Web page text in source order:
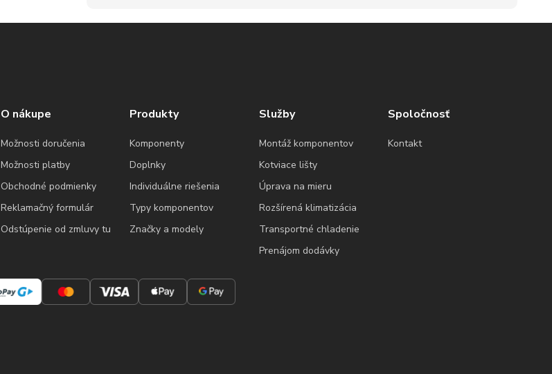
O nákupe
Možnosti doručenia
Možnosti platby
Obchodné podmienky
Reklamačný formulár
Odstúpenie od zmluvy tu
Produkty
Komponenty
Doplnky
Individuálne riešenia
Typy komponentov
Značky a modely
Služby
Montáž komponentov
Kotviace lišty
Úprava na mieru
Rozšírená klimatizácia
Transportné chladenie
Prenájom dodávky
Spoločnosť
Kontakt